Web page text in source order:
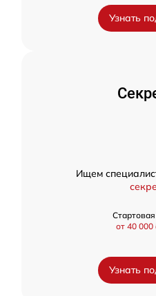
Узнать
Ищем
от 40 000
Узнать